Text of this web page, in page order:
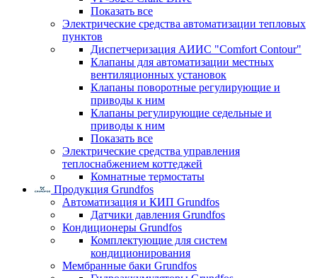
Показать все
Электрические средства автоматизации тепловых
пунктов
Диспетчеризация АИИС "Comfort Contour"
Клапаны для автоматизации местных
вентиляционных установок
Клапаны поворотные регулирующие и
приводы к ним
Клапаны регулирующие седельные и
приводы к ним
Показать все
Электрические средства управления
теплоснабжением коттеджей
Комнатные термостаты
Продукция Grundfos
Автоматизация и КИП Grundfos
Датчики давления Grundfos
Кондиционеры Grundfos
Комплектующие для систем
кондиционирования
Мембранные баки Grundfos